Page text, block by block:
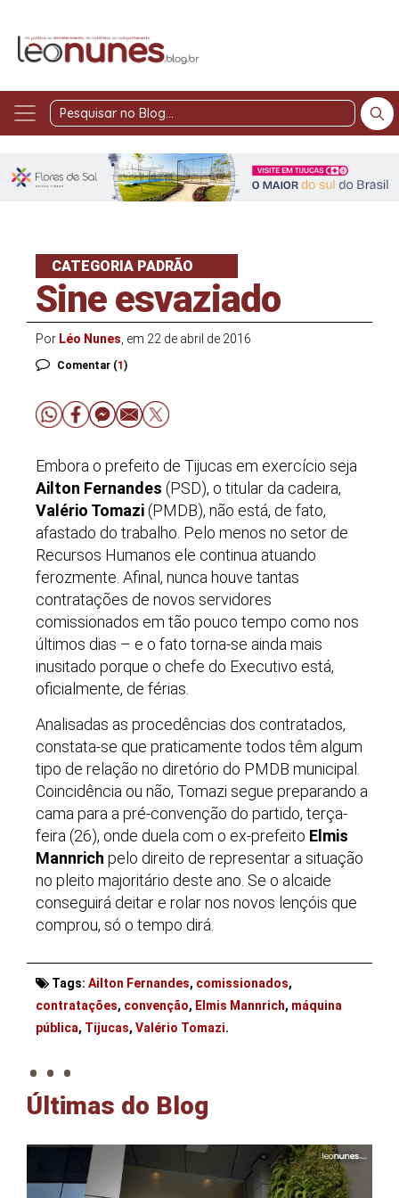
Pesquisar
Blog
CATEGORIA PADRÃO
Sine esvaziado
Por Léo Nunes , em 22 de abril de 2016
Comentar (1)
Embora o prefeito de Tijucas em exercício seja
Ailton Fernandes (PSD), o titular da cadeira,
Valério Tomazi (PMDB), não está, de fato,
afastado do trabalho. Pelo menos no setor de
Recursos Humanos ele continua atuando
ferozmente. Afinal, nunca houve tantas
contratações de novos servidores
comissionados em tão pouco tempo como nos
últimos dias – e o fato torna-se ainda mais
inusitado porque o chefe do Executivo está,
oficialmente, de férias.
Analisadas as procedências dos contratados,
constata-se que praticamente todos têm algum
tipo de relação no diretório do PMDB municipal.
Coincidência ou não, Tomazi segue preparando a
cama para a pré-convenção do partido, terça-
feira (26), onde duela com o ex-prefeito Elmis
Mannrich pelo direito de representar a situação
no pleito majoritário deste ano. Se o alcaide
conseguirá deitar e rolar nos novos lençóis que
comprou, só o tempo dirá.
Tags: Ailton Fernandes, comissionados,
contratações, convenção, Elmis Mannrich, máquina
pública, Tijucas, Valério Tomazi.
. . .
Últimas do Blog